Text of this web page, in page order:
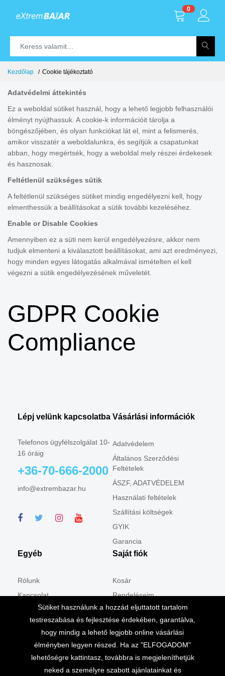
0
Kezdőlap Cookie tájékoztató
Adatvédelmi áttekintés
Ez a weboldal sütiket használ, hogy a lehető legjobb felhasználói
élményt nyújthassuk. A cookie-k információit tárolja a
böngészőjében, és olyan funkciókat lát el, mint a felismerés,
amikor visszatér a weboldalunkra, és segítjük a csapatunkat
abban, hogy megértsék, hogy a weboldal mely részei érdekesek
és hasznosak.
Feltétlenül szükséges sütik
A feltétlenül szükséges sütiket mindig engedélyezni kell, hogy
elmenthessük a beállításokat a sütik további kezeléséhez.
Enable or Disable Cookies
Amennyiben ez a süti nem kerül engedélyezésre, akkor nem
tudjuk elmenteni a kiválasztott beállításokat, ami azt eredményezi,
hogy minden egyes látogatás alkalmával ismételten el kell
végezni a sütik engedélyezésének műveletét.
GDPR Cookie
Compliance
Lépj velünk kapcsolatba
Telefonos ügyfélszolgálat 10-
16 óráig
+36-70-666-2000
info@extrembazar.hu
Vásárlási információk
Adatvédelem
Általános Szerződési
Feltételek
ÁSZF, ADATVÉDELEM
Használati feltételek
Szállítási költségek
GYIK
Garancia
Egyéb
Rólunk
Kapcsolat
Csomagpontban
Saját fiók
Kosár
Rendeléseim
Shop
Cookie tájékoztató
Sütiket használunk a hozzád eljuttatott tartalom
testreszabása és fejlesztése érdekében, garantálva,
hogy mindig a lehető legjobb online vásárlási
élményben legyen részed. Ha az "ELFOGADOM"
lehetőségre kattintasz, továbbra is megjeleníthetjük
neked a személyre szabott ajánlatainkat és